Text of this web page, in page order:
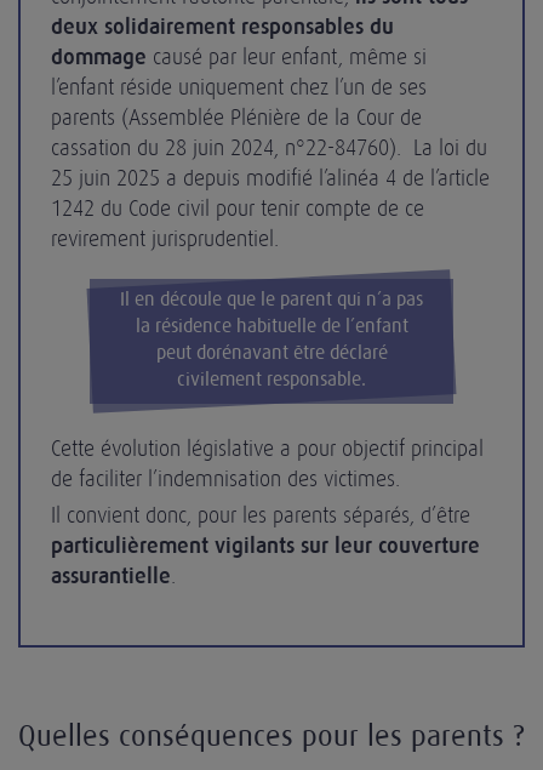
deux solidairement responsables du
dommage causé par leur enfant, même si
l’enfant réside uniquement chez l’un de ses
parents (Assemblée Plénière de la Cour de
cassation du 28 juin 2024, n°22-84760). La loi du
25 juin 2025 a depuis modifié l’alinéa 4 de l’article
1242 du Code civil pour tenir compte de ce
revirement jurisprudentiel.
Il en découle que le parent qui n’a pas
la résidence habituelle de l’enfant
peut dorénavant être déclaré
civilement responsable.
Cette évolution législative a pour objectif principal
de faciliter l’indemnisation des victimes.
Il convient donc, pour les parents séparés, d’être
particulièrement vigilants sur leur couverture
assurantielle.
Quelles conséquences pour les parents ?